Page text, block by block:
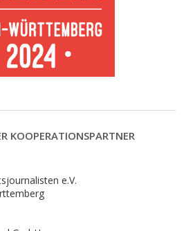
KOOPERATIONSPARTNER
e.V.